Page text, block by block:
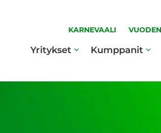
KARNEVAALI
Yritykset Kumppanit